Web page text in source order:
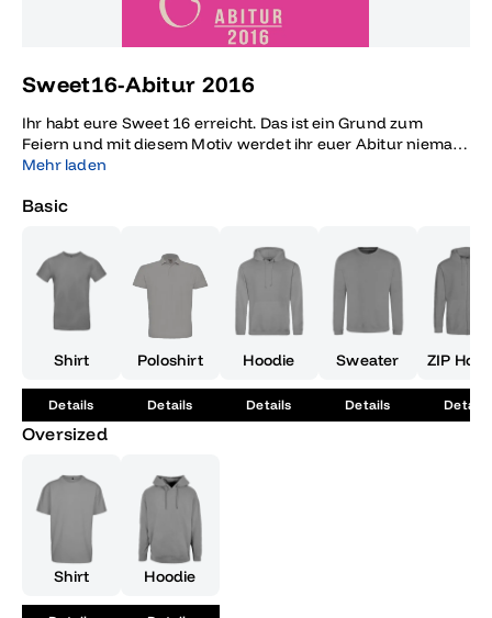
Sweet16-Abitur 2016
Ihr habt eure Sweet 16 erreicht. Das ist ein Grund zum
Feiern und mit diesem Motiv werdet ihr euer Abitur niemals
vergessen.
Mehr laden
Basic
Shirt
Details
Poloshirt
Details
Hoodie
Details
Sweater
Details
ZIP
Details
Oversized
Shirt Hoodie